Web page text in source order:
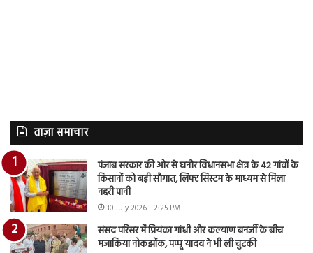
ताज़ा समाचार
पंजाब सरकार की ओर से घनौर विधानसभा क्षेत्र के 42 गांवों के
किसानों को बड़ी सौगात, लिफ्ट सिस्टम के माध्यम से मिला
नहरी पानी
30 July 2026 - 2:25 PM
संसद परिसर में प्रियंका गांधी और कल्याण बनर्जी के बीच
मजाकिया नोकझोंक, पप्पू यादव ने भी ली चुटकी